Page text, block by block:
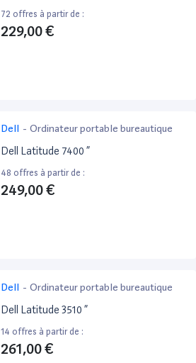
72 offres à partir de :
229,00 €
Dell - Ordinateur portable bureautique
Dell Latitude 7400 ”
48 offres à partir de :
249,00 €
Dell - Ordinateur portable bureautique
Dell Latitude 3510 ”
14 offres à partir de :
261,00 €